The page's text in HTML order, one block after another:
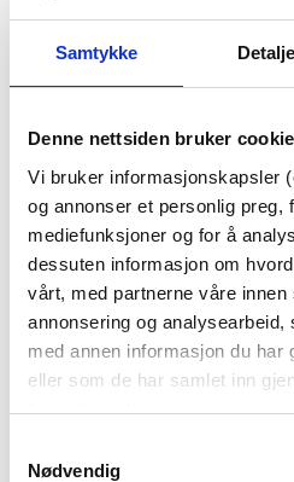
Samtykke
Denne nettsiden bruker
Vi bruker informasjonskapsler
og annonser et personlig preg,
mediefunksjoner og for å
dessuten informasjon om
vårt, med partnerne våre innen
annonsering og
med annen informasjon du har
eller som de har samlet inn
tjenestene deres.
Nødvendig
VEGGHYLLE INE
399,00
KJØP
85%